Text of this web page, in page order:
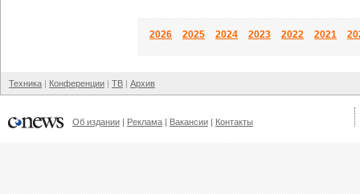
2026 2025 2024 2023 2022 2021
Техника Конференции ТВ Архив
Об издании Реклама Вакансии Контакты